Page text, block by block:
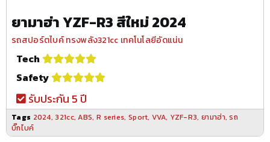
ยามาฮ่า YZF-R3 สีใหม่ 2024
รถสปอร์ตไบค์ ทรงพลัง321cc เทคโนโลยีอัดแน่น
Tech
Safety
รับประกัน 5 ปี
Tags 2024, 321cc,ABS, R series, Sport,VVA, YZF-R3,ยามาฮ่า,รถ
บิ๊กไบค์